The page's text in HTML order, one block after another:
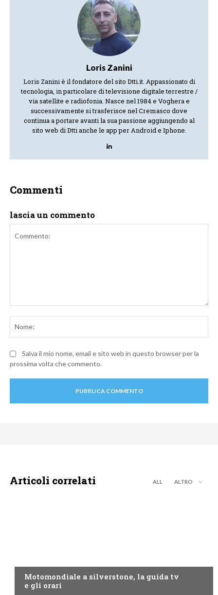
Loris Zanini
Loris Zanini è il fondatore del sito Dtti.it. Appassionato di
tecnologia, in particolare di televisione digitale terrestre /
via satellite e radiofonia. Nasce nel 1984 e Voghera e
successivamente si trasferisce nel Cremasco dove
continua a portare avanti la sua passione aggiungendo al
sito web di Dtti anche le app per Android e Iphone.
Commenti
lascia un commento
Salva il mio nome, email e sito web in questo browser per la
prossima volta che commento.
Articoli correlati ALL ALTRO
Motomondiale a silverstone, la guida tv
e gli orari